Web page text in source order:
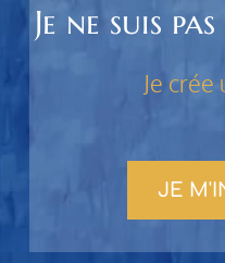
Je ne suis
Je
JE